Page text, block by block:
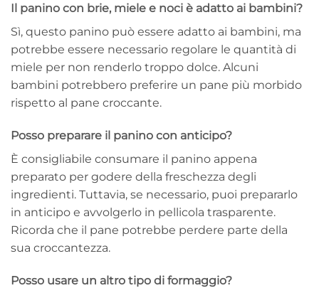
Il panino con brie, miele e noci è adatto ai bambini?
Sì, questo panino può essere adatto ai bambini, ma
potrebbe essere necessario regolare le quantità di
miele per non renderlo troppo dolce. Alcuni
bambini potrebbero preferire un pane più morbido
rispetto al pane croccante.
Posso preparare il panino con anticipo?
È consigliabile consumare il panino appena
preparato per godere della freschezza degli
ingredienti. Tuttavia, se necessario, puoi prepararlo
in anticipo e avvolgerlo in pellicola trasparente.
Ricorda che il pane potrebbe perdere parte della
sua croccantezza.
Posso usare un altro tipo di formaggio?